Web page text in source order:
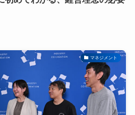
マネジメント